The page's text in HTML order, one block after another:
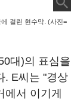
걸린 현수막. (사진=
대)의 표심을
. E씨는 "경상
서 이기게